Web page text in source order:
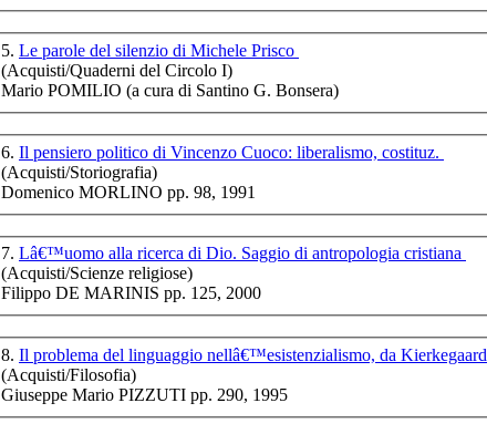
Feste In Italia
meridionale.
Dalla spina nasce la
rosa. Dal risanamento
Dibattito sul
cattolicesimo da
S.Francesco al
Concilio Ecumenico
Chiama per il Prezzo
5. Le parole del silenzio di Michele Prisco
(Acquisti/Quaderni del Circolo I)
Mario POMILIO (a cura di Santino G. Bonsera)
6. Il pensiero politico di Vincenzo Cuoco: liberalismo, costituz.
(Acquisti/Storiografia)
Domenico MORLINO pp. 98, 1991
7. Lâ€™uomo alla ricerca di Dio. Saggio di antropologia cristiana
(Acquisti/Scienze religiose)
Filippo DE MARINIS pp. 125, 2000
8. Il problema del linguaggio nellâ€™esistenzialismo, da Kierkegaard
(Acquisti/Filosofia)
Giuseppe Mario PIZZUTI pp. 290, 1995